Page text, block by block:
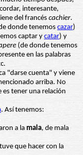
interesante,
del francéscachier.
donde tenemos cazar)
captar ycatar) y
(de donde tenemos
en las palabras
"darse cuenta" y viene
arriba. No
tener una relación
. Así tenemos:
a la mala, de mala
que hacer con la